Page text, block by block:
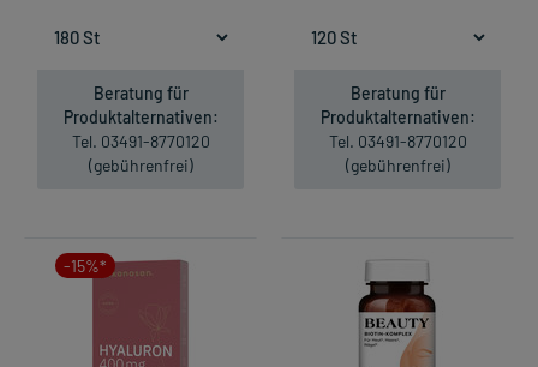
Beratung für
Produktalternativen:
Tel. 03491-8770120
(gebührenfrei)
Beratung für
Produktalternativen:
Tel. 03491-8770120
(gebührenfrei)
-15%*